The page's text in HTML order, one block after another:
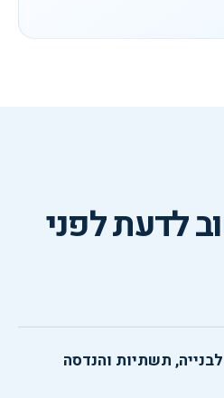
לדעת לפני
למי מתאימה סדנת AI לבנייה, תשתיות והנדסה